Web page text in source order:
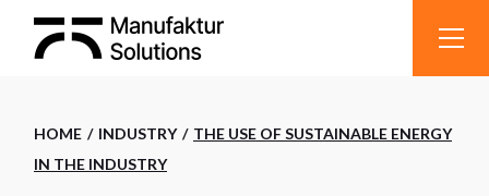
HOME INDUSTRY
THE USE OF SUSTAINABLE ENERGY
IN THE INDUSTRY